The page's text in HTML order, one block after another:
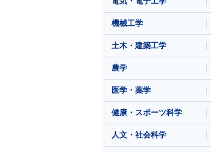
機械工学
土木・建築工学
農学
医学・薬学
健康・スポーツ科学
人文・社会科学